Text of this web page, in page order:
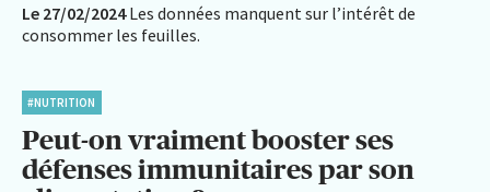
Le 27/02/2024 Les données manquent sur l’intérêt de
consommer les feuilles.
#NUTRITION
Peut-on vraiment booster ses
défenses immunitaires par son